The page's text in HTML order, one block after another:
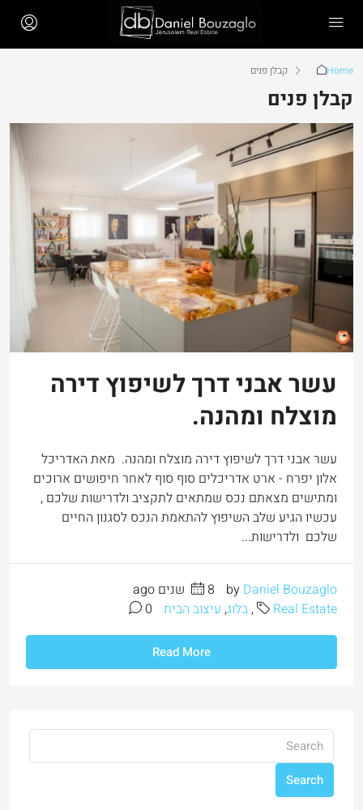
Home קבלן פנים
קבלן פנים
עשר אבני דרך לשיפוץ דירה
מוצלח ומהנה.
עשר אבני דרך לשיפוץ דירה מוצלח ומהנה. מאת האדריכל
אלון יפרח - ארט אדריכלים סוף סוף לאחר חיפושים ארוכים
ומתישים מצאתם נכס שמתאים לתקציב ולדרישות שלכם ,
עכשיו הגיע שלב השיפוץ להתאמת הנכס לסגנון החיים
שלכם ולדרישות...
by Daniel Bouzaglo
8 שנים ago
Real Estate
,בלוג, עיצוב הבית 0
Read More
Search